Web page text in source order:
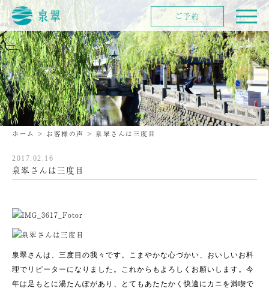
ホーム > お客様の声 > 泉翠さんは三度目
2017.02.16
泉翠さんは三度目
泉翠さんは、三度目の我々です。こまやかな心づかい、おいしいお料
理でリピーターになりました。これからもよろしくお願いします。今
年は足もとに湯たんぽがあり、とてもあたたかく快適にカニを満喫で
ご予約